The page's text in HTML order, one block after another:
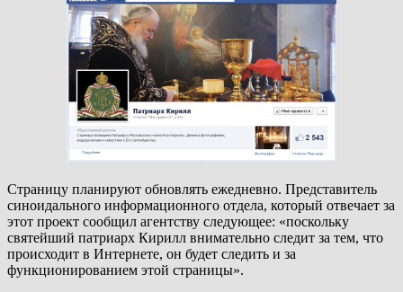
Страницу планируют обновлять ежедневно. Представитель
синоидального информационного отдела, который отвечает за
этот проект сообщил агентству следующее: «поскольку
святейший патриарх Кирилл внимательно следит за тем, что
происходит в Интернете, он будет следить и за
функционированием этой страницы».